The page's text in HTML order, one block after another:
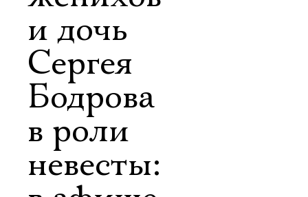
и дочь
Сергея
Бодрова
в роли
невесты: